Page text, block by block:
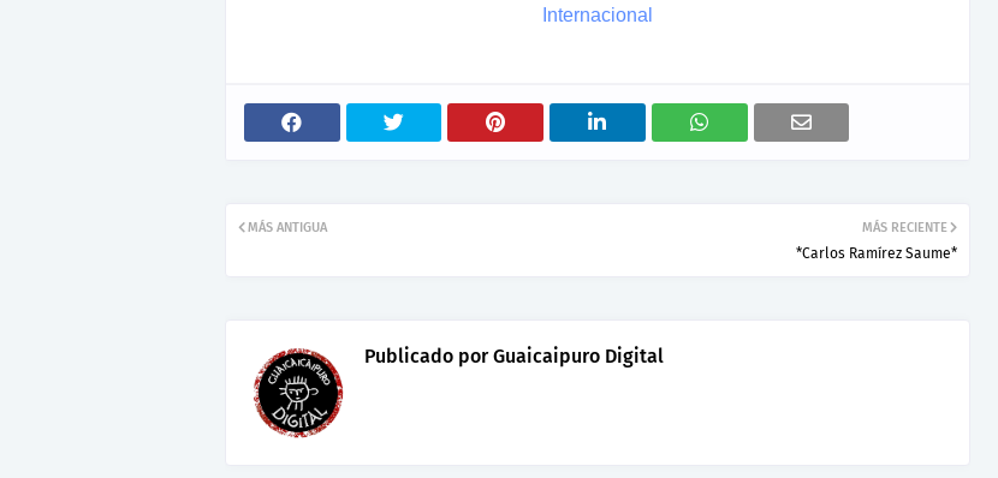
Internacional
MÁS RECIENTE
*Carlos Ramírez Saume*
MÁS ANTIGUA
Publicado porGuaicaipuro Digital